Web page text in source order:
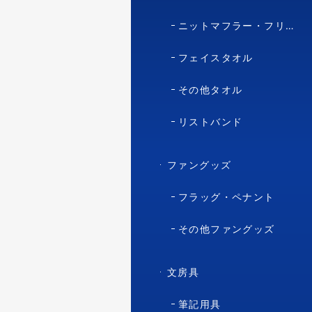
ニットマフラー・フリースマフラー
フェイスタオル
その他タオル
リストバンド
ファングッズ
フラッグ・ペナント
その他ファングッズ
文房具
筆記用具